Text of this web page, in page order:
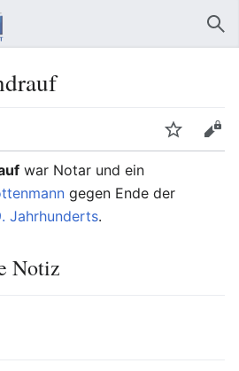
Beobachten
Bearbeiten
war Notar und ein
gegen Ende der
Jahrhunderts.
Notiz